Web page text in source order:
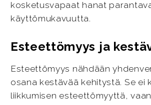
kosketusvapaat hanat
käyttömukavuutta.
Esteettömyys ja
Esteettömyys nähdään
osana kestävää kehitystä. Se ei
liikkumisen esteettömyyttä,